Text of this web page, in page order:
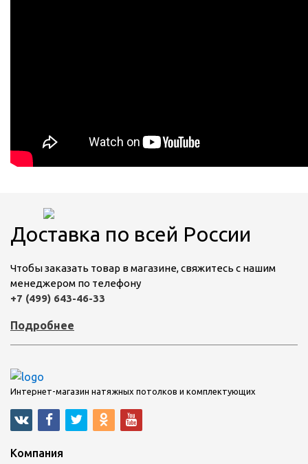
Доставка по всей России
Чтобы заказать товар в магазине, свяжитесь с нашим
менеджером по телефону
+7 (499) 643-46-33
Подробнее
Интернет-магазин натяжных потолков и комплектующих
Компания